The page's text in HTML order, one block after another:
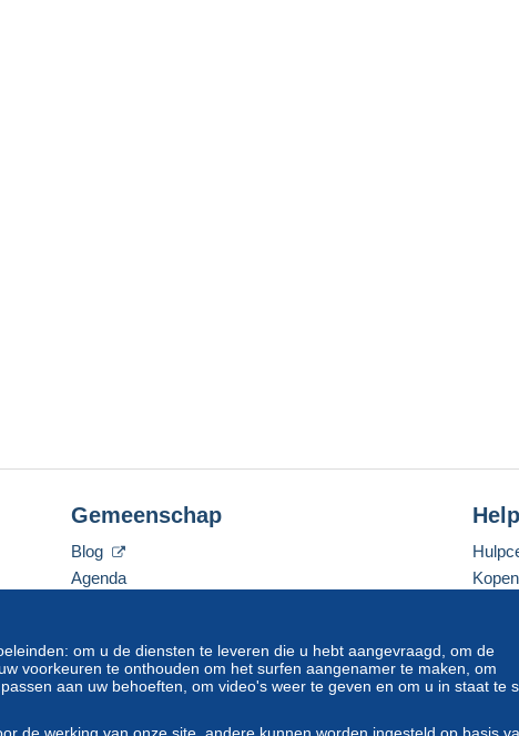
om u de diensten te leveren die u hebt aangevraagd, om de
voorkeuren te onthouden om het surfen aangenamer te maken, om
aan uw behoeften, om video's weer te geven en om u in staat te
Gemeenschap
Blog
Agenda
Help
Een